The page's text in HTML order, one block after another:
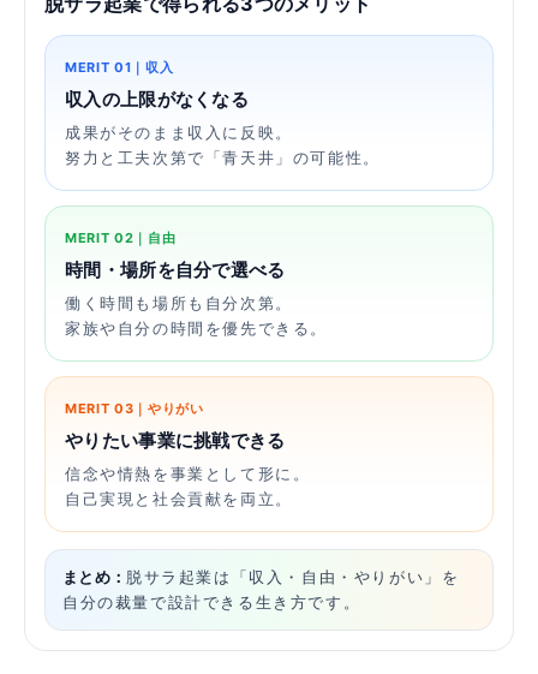
MERIT 01｜収入
収入の上限がなくなる
成果がそのまま収入に反映。
努力と工夫次第で「青天井」の可能性。
MERIT 02｜自由
時間・場所を自分で選べる
働く時間も場所も自分次第。
家族や自分の時間を優先できる。
MERIT 03｜やりがい
やりたい事業に挑戦できる
信念や情熱を事業として形に。
自己実現と社会貢献を両立。
まとめ： 脱サラ起業は「収入・自由・やりがい」を
自分の裁量で設計できる生き方です。